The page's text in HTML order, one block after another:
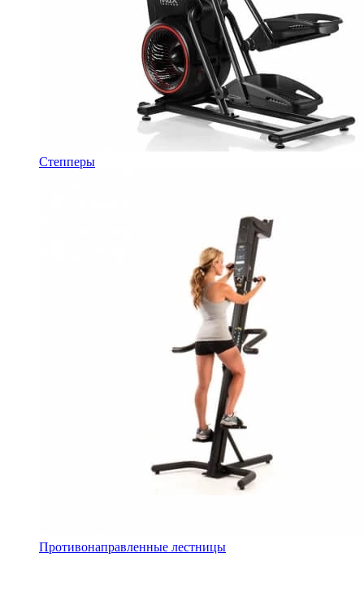
Степперы
Противонаправленные лестницы